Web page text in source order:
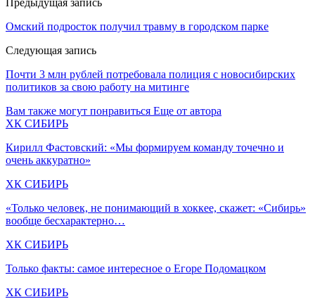
Омский подросток получил травму в городском парке
Следующая запись
Почти 3 млн рублей потребовала полиция с новосибирских
политиков за свою работу на митинге
Вам также могут понравиться Еще от автора
ХК СИБИРЬ
Кирилл Фастовский: «Мы формируем команду точечно и
очень аккуратно»
ХК СИБИРЬ
«Только человек, не понимающий в хоккее, скажет: «Сибирь»
вообще бесхарактерно…
ХК СИБИРЬ
Только факты: самое интересное о Егоре Подомацком
ХК СИБИРЬ